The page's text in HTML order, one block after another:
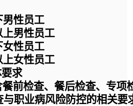
男性员工
上男性员工
女性员工
上女性员工
求
餐前检查、餐后检查、专
职业病风险防控的相关要